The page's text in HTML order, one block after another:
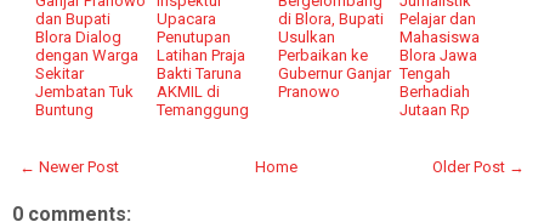
dan Bupati
Blora Dialog
dengan Warga
Sekitar
Jembatan Tuk
Buntung
Upacara
Penutupan
Latihan Praja
Bakti Taruna
AKMIL di
Temanggung
di Blora, Bupati
Usulkan
Perbaikan ke
Gubernur Ganjar
Pranowo
Pelajar dan
Mahasiswa
Blora Jawa
Tengah
Berhadiah
Jutaan Rp
← Newer Post Older Post →
Home
0 comments: